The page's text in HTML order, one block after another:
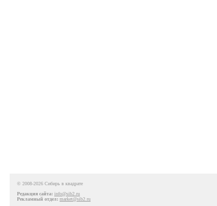
© 2008-2026 Сибирь в квадрате
Редакция сайта: info@sib2.ru
Рекламный отдел: market@sib2.ru